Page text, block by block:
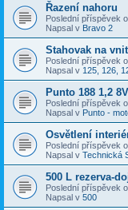
Řazení nahoru
Poslední příspěvek
Napsal v Bravo 2
Stahovak na
Poslední příspěvek
Napsal v 125, 126,
Punto 188 1,2
Poslední příspěvek
Napsal v Punto -
Osvětlení
Poslední příspěvek
Napsal v Technická
500 L rezerva-
Poslední příspěvek
Napsal v 500